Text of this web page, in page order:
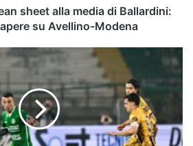
sheet alla media di Ballardini:
su Avellino-Modena